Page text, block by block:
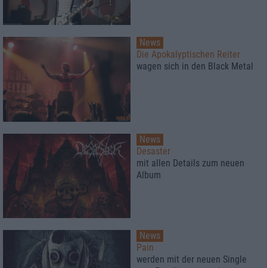
News
Die Apokalyptischen Reiter
wagen sich in den Black Metal
News
Desaster
mit allen Details zum neuen
Album
News
Pain
werden mit der neuen Single